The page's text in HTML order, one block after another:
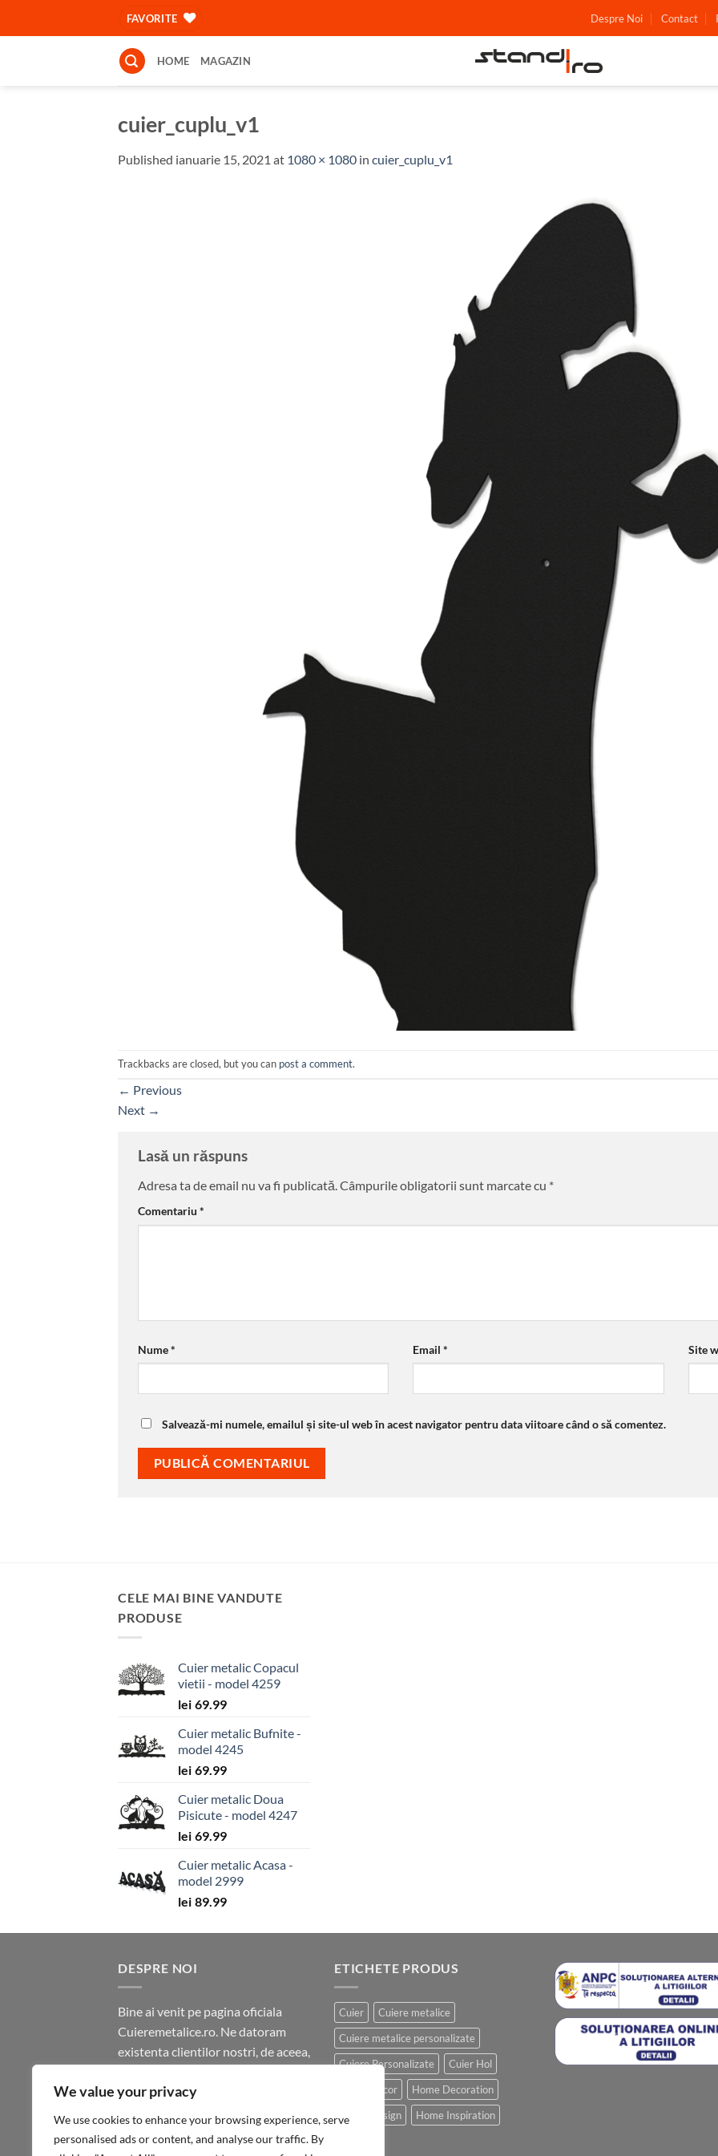
We value your privacy
We use cookies to enhance your browsing experience, serve
personalised ads or content, and analyse our traffic. By
FAVORITE Despre Noi Contact
HOME MAGAZIN
cuier_cuplu_v1
Published ianuarie 15, 2021 at 1080 × 1080 in cuier_cuplu_v1
Trackbacks are closed, but you can post a comment.
← Previous
Next →
Lasă un răspuns
Adresa ta de email nu va fi publicată.Câmpurile obligatorii sunt marcate cu *
Comentariu *
Nume* Email* Site
Salvează-mi numele, emailul și site-ul web în acest navigator pentru data viitoare când o să comentez.
CELE MAI BINE VANDUTE
PRODUSE
Cuier metalic Copacul
vietii - model 4259
lei 69.99
Cuier metalic Bufnite -
model 4245
lei 69.99
Cuier metalic Doua
Pisicute - model 4247
lei 69.99
Cuier metalic Acasa -
model 2999
lei 89.99
DESPRE NOI
Bine ai venit pe pagina oficiala
Cuieremetalice.ro. Ne datoram
existenta clientilor nostri, de aceea,
a veni in intampinarea celor mai
ETICHETE PRODUS
Cuier
Cuiere metalice
Cuiere metalice personalizate
Cuiere Personalizate
Cuier Hol
Home Decor
Home Decoration
Home Design
Home Inspiration